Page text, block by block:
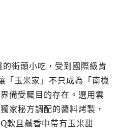
街頭小吃，受到國際級肯
玉米家」不只成為「南機
備受矚目的存在。選用雲
家秘方調配的醬料烤製，
軟且鹹香中帶有玉米甜